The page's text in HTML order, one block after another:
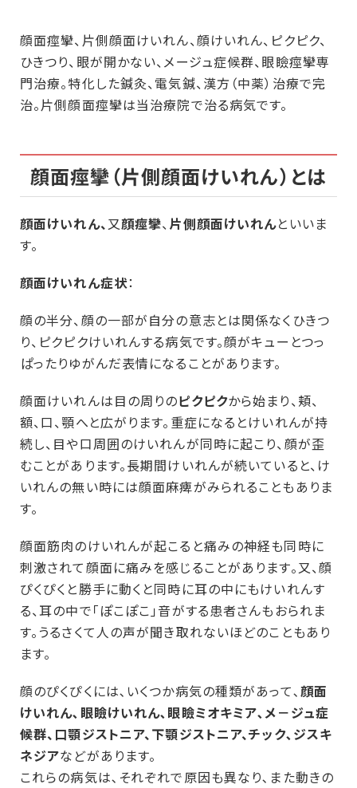
顔面痙攣、片側顔面けいれん、顔けいれん、ピクピク、
ひきつり、眼が開かない、メージュ症候群、眼瞼痙攣専
門治療。特化した鍼灸、電気鍼、漢方（中薬）治療で完
治。片側顔面痙攣は当治療院で治る病気です。
顔面痙攣（片側顔面けいれん）とは
顔面けいれん、又顔痙攣、片側顔面けいれんといいま
す。
顔面けいれん症状：
顔の半分、顔の一部が自分の意志とは関係なくひきつ
り、ピクピクけいれんする病気です。顔がキューとつっ
ぱったりゆがんだ表情になることがあります。
顔面けいれんは目の周りのピクピクから始まり、頬、
額、口、顎へと広がります。重症になるとけいれんが持
続し、目や口周囲のけいれんが同時に起こり、顔が歪
むことがあります。長期間けいれんが続いていると、け
いれんの無い時には顔面麻痺がみられることもありま
す。
顔面筋肉のけいれんが起こると痛みの神経も同時に
刺激されて顔面に痛みを感じることがあります。又、顔
ぴくぴくと勝手に動くと同時に耳の中にもけいれんす
る、耳の中で｢ぽこぽこ｣音がする患者さんもおられま
す。うるさくて人の声が聞き取れないほどのこともあり
ます。
顔のぴくぴくには､いくつか病気の種類があって､顔面
けいれん､眼瞼けいれん､眼瞼ミオキミア､メ－ジュ症
候群、口顎ジストニア、下顎ジストニア、チック､ジスキ
ネジアなどがあります。
これらの病気は､それぞれで原因も異なり､また動きの